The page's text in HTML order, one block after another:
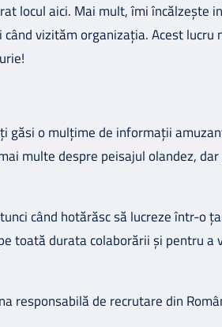
locul aici. Mai mult, îmi încălzește
vizităm organizația. Acest lucru
găsi o mulțime de informații
multe despre peisajul olandez,
când hotărăsc să lucreze într-o
toată durata colaborării și pentru
responsabilă de recrutare din